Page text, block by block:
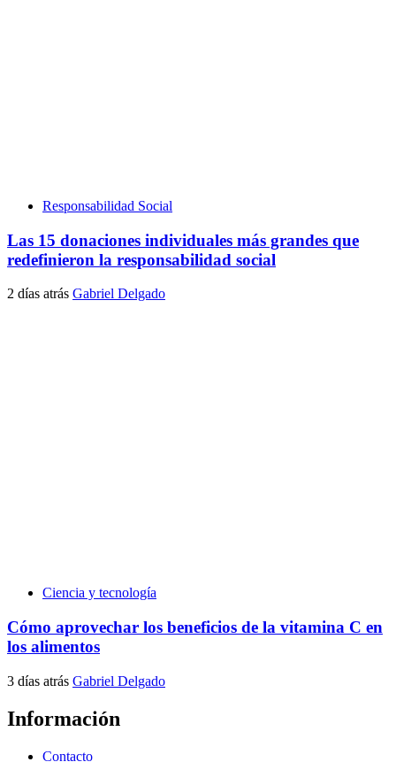
Responsabilidad Social
Las 15 donaciones individuales más grandes que
redefinieron la responsabilidad social
2 días atrás Gabriel Delgado
Ciencia y tecnología
Cómo aprovechar los beneficios de la vitamina C en
los alimentos
3 días atrás Gabriel Delgado
Información
Contacto